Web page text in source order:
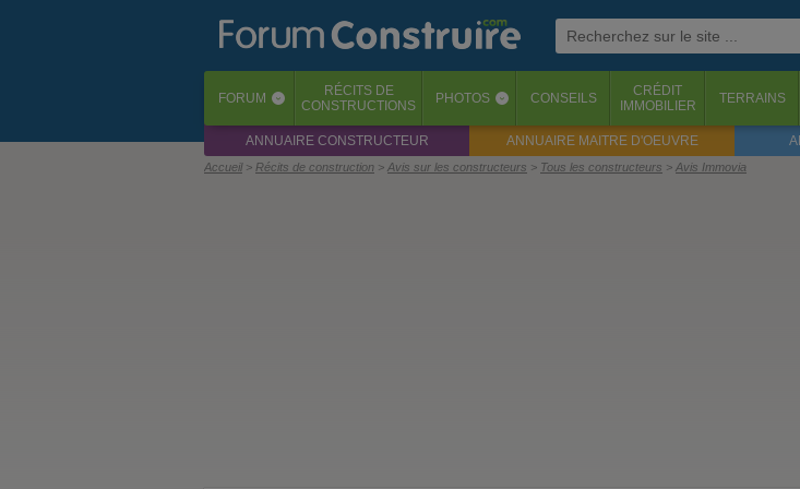
FORUM ‹ RÉCITS DE
CONSTRUCTIONS
PHOTOS ‹ CONSEILS
CRÉDIT
IMMOBILIER
TERRAINS
ANNUAIRE CONSTRUCTEUR ANNUAIRE MAITRE D'OEUVRE
Accueil Récits de construction Avis sur les constructeurs Tous les constructeurs Avis Immovia